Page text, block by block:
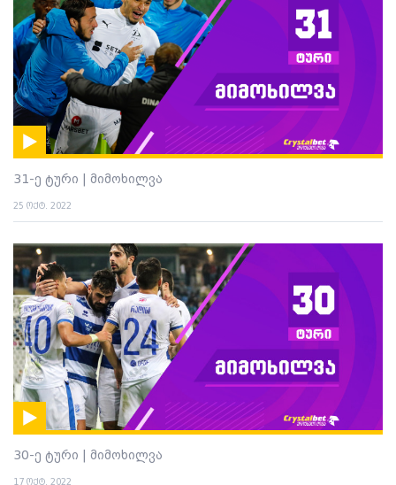
31-ე ტური | მიმოხილვა
25 ოქტ. 2022
30-ე ტური | მიმოხილვა
17 ოქტ. 2022